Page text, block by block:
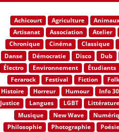
Achicourt Agriculture
Artisanat
Association Atelier
Chronique
Cinéma Classique
Danse
Démocratie Disco Dub
Électro
Environnement Étudiants
Ferarock
Festival Fiction
Histoire
Horreur Humour Info 30
Justice
Langues LGBT Littérature
Musique
New Wave
Philosophie
Photographie Poésie